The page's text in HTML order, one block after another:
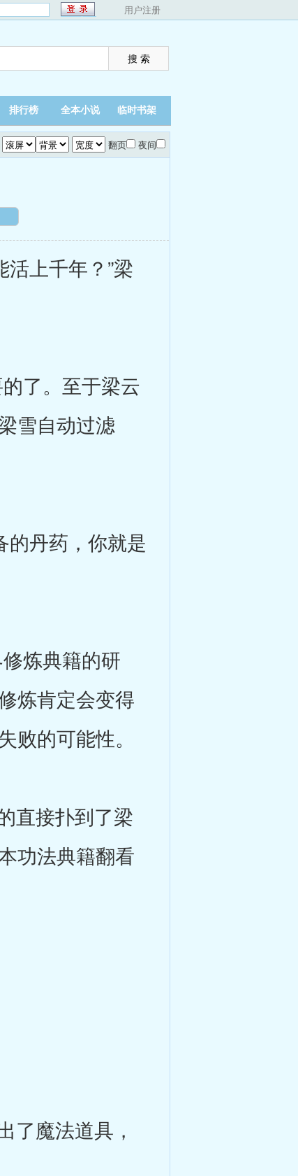
用户注册
排行榜 全本小说 临时书架
翻页 夜间
上千年？”梁
了。至于梁云
雪自动过滤
丹药，你就是
炼典籍的研
炼肯定会变得
的可能性。
直接扑到了梁
功法典籍翻看
魔法道具，